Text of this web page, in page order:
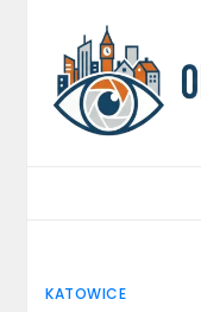
content
KATOWICE